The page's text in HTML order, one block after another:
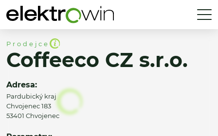
Prodejce
Coffeeco CZ s.r.o.
Adresa:
Pardubický kraj
Chvojenec 183
53401 Chvojenec